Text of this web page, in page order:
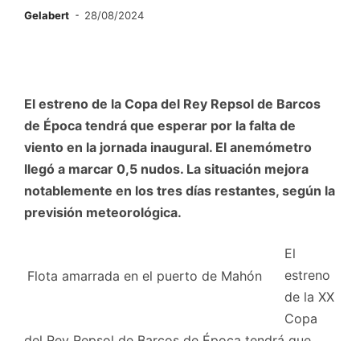
Gelabert 28/08/2024
El estreno de la Copa del Rey Repsol de Barcos
de Época tendrá que esperar por la falta de
viento en la jornada inaugural. El anemómetro
llegó a marcar 0,5 nudos. La situación mejora
notablemente en los tres días restantes, según la
previsión meteorológica.
Flota amarrada en el puerto de Mahón
El
estreno
de la XX
Copa